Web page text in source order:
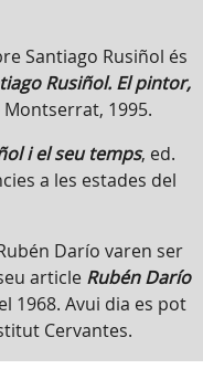
Santiago Rusiñol és
Rusiñol. El pintor,
1995.
i el seu temps, ed.
a les estades del
Darío varen ser
article Rubén Darío
1968. Avui dia es pot
Cervantes.